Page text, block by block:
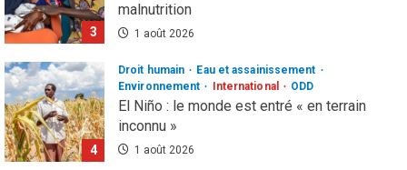
3
malnutrition
1 août 2026
4
Droit humain
Eau et assainissement
Environnement
International ODD
El Niño : le monde est entré « en terrain
inconnu »
1 août 2026